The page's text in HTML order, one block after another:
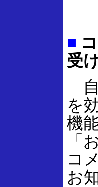
■
受
自
を
機
「
コ
お